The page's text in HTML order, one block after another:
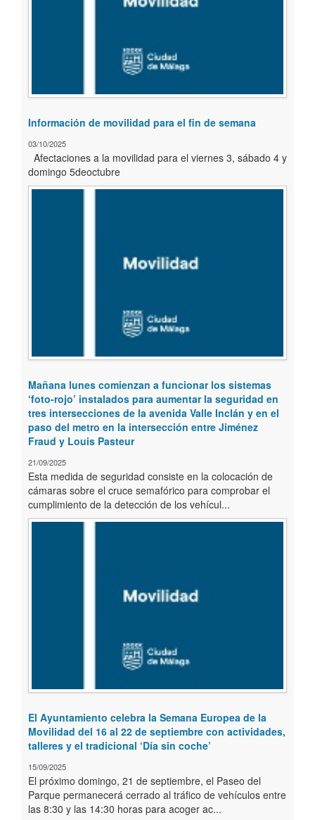
Información de movilidad para el fin de semana
03/10/2025
Afectaciones a la movilidad para el viernes 3, sábado 4 y
domingo 5deoctubre
Mañana lunes comienzan a funcionar los sistemas
‘foto-rojo’ instalados para aumentar la seguridad en
tres intersecciones de la avenida Valle Inclán y en el
paso del metro en la intersección entre Jiménez
Fraud y Louis Pasteur
21/09/2025
Esta medida de seguridad consiste en la colocación de
cámaras sobre el cruce semafórico para comprobar el
cumplimiento de la detección de los vehícul...
El Ayuntamiento celebra la Semana Europea de la
Movilidad del 16 al 22 de septiembre con actividades,
talleres y el tradicional ‘Día sin coche’
15/09/2025
El próximo domingo, 21 de septiembre, el Paseo del
Parque permanecerá cerrado al tráfico de vehículos entre
las 8:30 y las 14:30 horas para acoger ac...